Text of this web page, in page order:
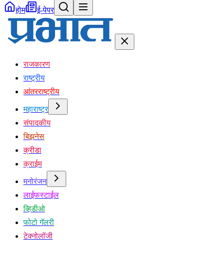
होम ई-पेपर
राजकारण
राष्ट्रीय
आंतरराष्ट्रीय
महाराष्ट्र
संपादकीय
बिझनेस
क्रीडा
क्राईम
मनोरंजन
लाईफस्टाईल
व्हिडीओ
फोटो गॅलरी
टेक्नोलॉजी